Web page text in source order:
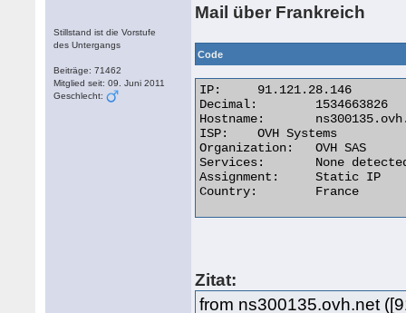
Stillstand ist die Vorstufe
des Untergangs
Beiträge: 71462
Mitglied seit: 09. Juni 2011
Geschlecht:
Mail über Frankreich
Code
IP:	91.121.28.146
Decimal:	1534663826
Hostname:	ns300135.ovh.net
ISP:	OVH Systems
Organization:	OVH SAS
Services:	None detected
Assignment:	Static IP
Country:	France
Zitat:
from ns300135.ovh.net